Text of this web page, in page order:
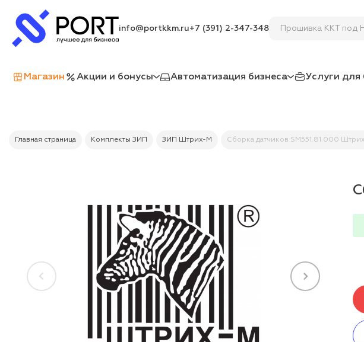
info@portkkm.ru+7 (391) 2-347-348 Прошивка ККТ под
Магазин Акции и бонусы Автоматизация бизнеса Услуги для
Главная страница Комплекты ЗИП ЗИП Штрих-М Сборка датчиков SM551.81.000